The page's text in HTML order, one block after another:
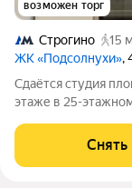
возможен торг
Строгино
15
ЖК «Подсолнухи»,
Сдаётся студия
этаже в 25-
Холодильник Посудомоечная машина Кондиционер Дом -
монолитный, окна
Снять